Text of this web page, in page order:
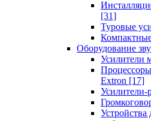
[31]
Туровые
Оборудование
Усилители
Extron [17]
Усилители-
Устройства